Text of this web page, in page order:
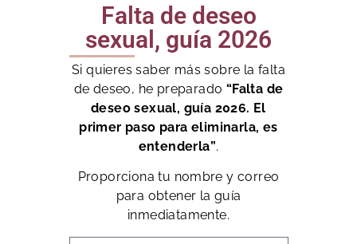
Falta de deseo
sexual, guía 2026
Si quieres saber más sobre la falta
de deseo, he preparado “Falta de
deseo sexual, guía 2026. El
primer paso para eliminarla, es
entenderla”.
Proporciona tu nombre y correo
para obtener la guía
inmediatamente.